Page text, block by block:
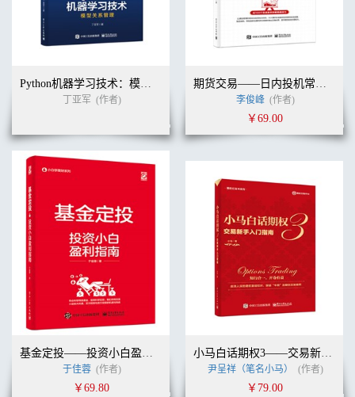
2.6.7 二创设置
2.6.8 更多设置
3.1.1 稿件管理
3.1.2 申诉管理
3.2 数据中心
3.3 粉丝管理
3.4 互动管理
3.4.2 弹幕管理
3.5 收益管理
3.5.1 收益中心
3.5.2 创作激励计划
3.5.3 充电计划
3.5.4 悬赏带货平台
3.5.5 任务广场
3.5.6 花火平台
3.5.7 模板激励
3.6.1 任务成就
3.6.2 创作学院
Python机器学习技术：模型关系管理
丁亚军 (作者)
期货交易——日内投机常用技巧与实战
李俊峰 (作者)
￥69.00
基金定投——投资小白盈利指南
于佳蓉 (作者)
￥69.80
小马白话期权3——交易新手入门指南（全彩）
尹呈祥（笔名小马） (作者)
￥79.00